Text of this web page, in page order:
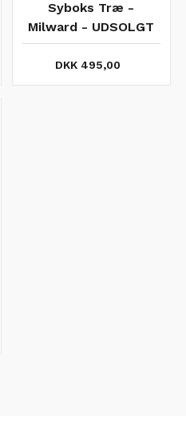
Syboks Træ -
Milward - UDSOLGT
DKK 495,00